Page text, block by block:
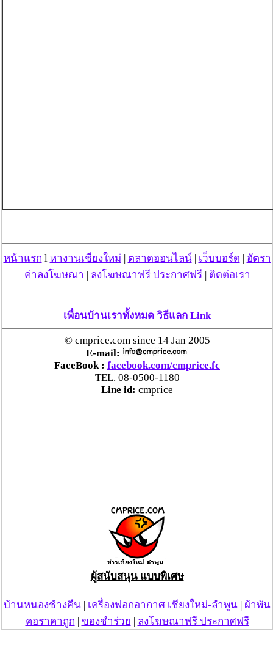
หน้าแรก l หางานเชียงใหม่ | ตลาดออนไลน์| เว็บบอร์ด | อัตรา
ค่าลงโฆษณา | ลงโฆษณาฟรี ประกาศฟรี| ติดต่อเรา
เพื่อนบ้านเราทั้งหมด วิธีแลก Link
© cmprice.com since 14 Jan 2005
E-mail:
FaceBook : facebook.com/cmprice.fc
TEL. 08-0500-1180
Line id: cmprice
ผู้สนับสนุน แบบพิเศษ
บ้านหนองช้างคืน | เครื่องฟอกอากาศ เชียงใหม่-ลำพูน | ผ้าพัน
คอราคาถูก | ของชำร่วย | ลงโฆษณาฟรี ประกาศฟรี